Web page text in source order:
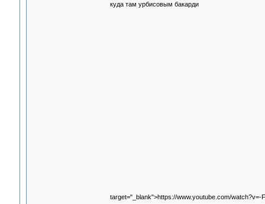
куда там урбисовым бакарди
target="_blank">https://www.youtube.com/watch?v=-